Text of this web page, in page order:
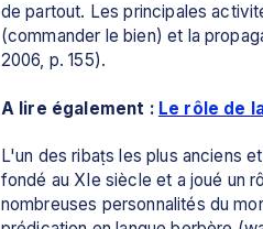
de partout. Les principales
(commander le bien) et la
2006, p. 155).
A lire également : Le rôle de
L'un des ribaṭs les plus anciens
fondé au XIe siècle et a joué un
nombreuses personnalités du